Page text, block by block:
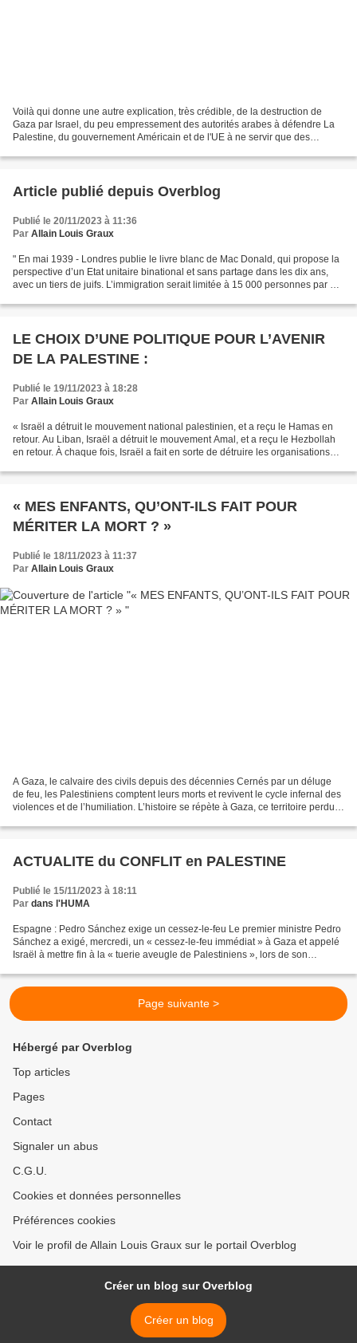
Voilà qui donne une autre explication, très crédible, de la destruction de
Gaza par Israel, du peu empressement des autorités arabes à défendre La
Palestine, du gouvernement Américain et de l'UE à ne servir que des
Article publié depuis Overblog
Publié le 20/11/2023 à 11:36
Par Allain Louis Graux
" En mai 1939 - Londres publie le livre blanc de Mac Donald, qui propose la
perspective d’un Etat unitaire binational et sans partage dans les dix ans,
avec un tiers de juifs. L’immigration serait limitée à 15 000 personnes par an.
LE CHOIX D’UNE POLITIQUE POUR L’AVENIR
DE LA PALESTINE :
Publié le 19/11/2023 à 18:28
Par Allain Louis Graux
« Israël a détruit le mouvement national palestinien, et a reçu le Hamas en
retour. Au Liban, Israël a détruit le mouvement Amal, et a reçu le Hezbollah
en retour. À chaque fois, Israël a fait en sorte de détruire les organisations
« MES ENFANTS, QU’ONT-ILS FAIT POUR
MÉRITER LA MORT ? »
Publié le 18/11/2023 à 11:37
Par Allain Louis Graux
A Gaza, le calvaire des civils depuis des décennies Cernés par un déluge
de feu, les Palestiniens comptent leurs morts et revivent le cycle infernal des
violences et de l’humiliation. L’histoire se répète à Gaza, ce territoire perdu
ACTUALITE du CONFLIT en PALESTINE
Publié le 15/11/2023 à 18:11
Par dans l'HUMA
Espagne : Pedro Sánchez exige un cessez-le-feu Le premier ministre Pedro
Sánchez a exigé, mercredi, un « cessez-le-feu immédiat » à Gaza et appelé
Israël à mettre fin à la « tuerie aveugle de Palestiniens », lors de son
Page suivante >
Hébergé par Overblog
Top articles
Pages
Contact
Signaler un abus
C.G.U.
Cookies et données personnelles
Préférences cookies
Voir le profil de Allain Louis Graux sur le portail Overblog
Créer un blog sur Overblog
Créer un blog